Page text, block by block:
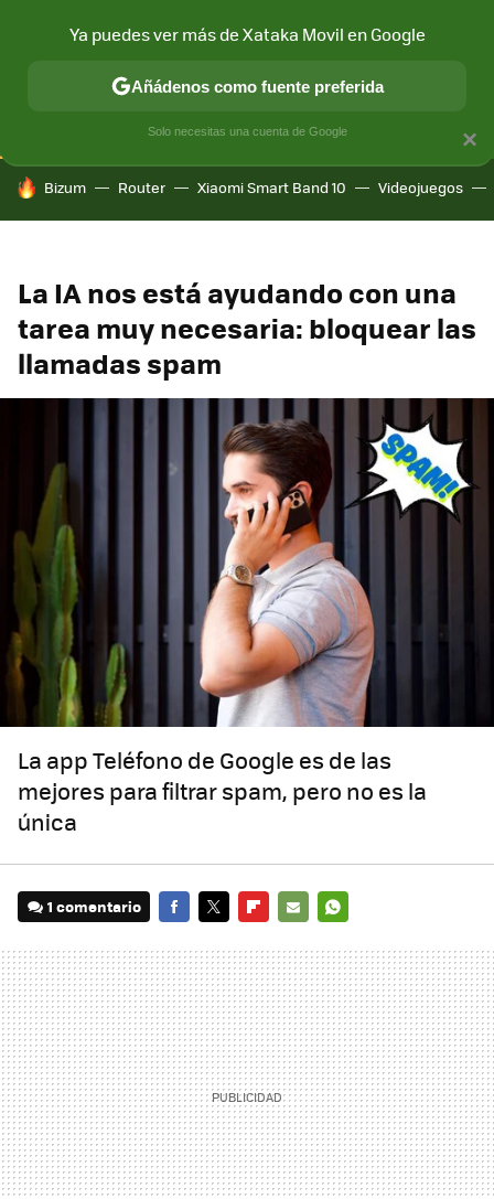
CONECTIVIDAD MÓVIL Y SOCIEDAD APLICACIONES
HOY SE HABLA DE
Bizum Router Xiaomi Smart Band 10 Videojuegos
La IA nos está ayudando con una
tarea muy necesaria: bloquear las
llamadas spam
La app Teléfono de Google es de las
mejores para filtrar spam, pero no es la
única
1 comentario
MAIL
×
Ya puedes ver más de Xataka Movil en Google
Añádenos como fuente preferida
Solo necesitas una cuenta de Google